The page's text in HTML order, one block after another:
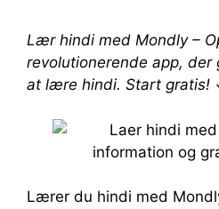
Lær hindi med Mondly –
revolutionerende app,
at lære hindi. Start gratis!
Lærer du hindi med